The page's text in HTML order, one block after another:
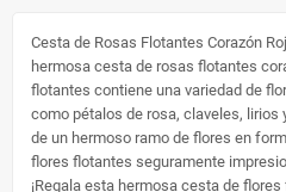
Cesta de Rosas Flotantes Corazón
hermosa cesta de rosas flotantes
flotantes contiene una variedad de
como pétalos de rosa, claveles, lirios
de un hermoso ramo de flores en
flores flotantes seguramente
¡Regala esta hermosa cesta de